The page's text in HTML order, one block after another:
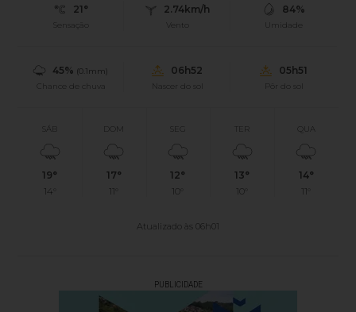
21°
Sensação
2.74km/h
Vento
84%
Umidade
45% (0.1mm)
Chance de chuva
06h52
Nascer do sol
05h51
Pôr do sol
SÁB
19°
14°
DOM
17°
11°
SEG
12°
10°
TER
13°
10°
QUA
14°
11°
Atualizado às 06h01
PUBLICIDADE